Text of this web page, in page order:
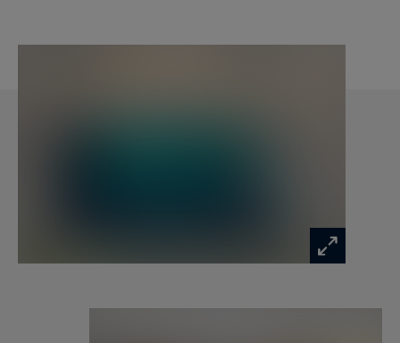
appartement indépendant selon les besoins.